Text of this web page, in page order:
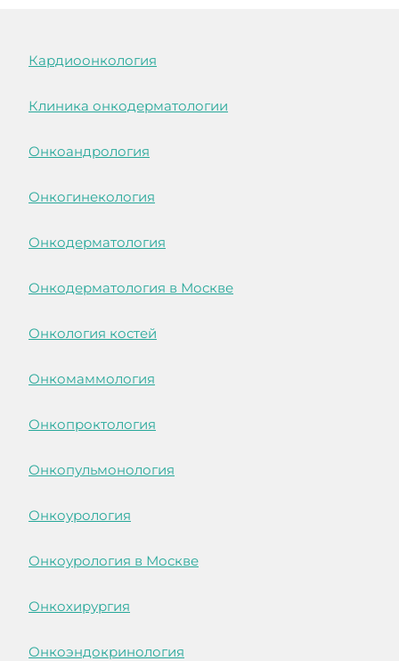
Кардиоонкология
Клиника онкодерматологии
Онкоандрология
Онкогинекология
Онкодерматология
Онкодерматология в Москве
Онкология костей
Онкомаммология
Онкопроктология
Онкопульмонология
Онкоурология
Онкоурология в Москве
Онкохирургия
Онкоэндокринология